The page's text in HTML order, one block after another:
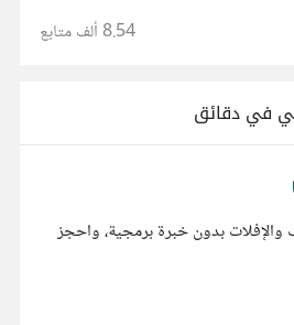
8.54 ألف متابع
في دقائق
بدون خبرة برمجية، واحجز